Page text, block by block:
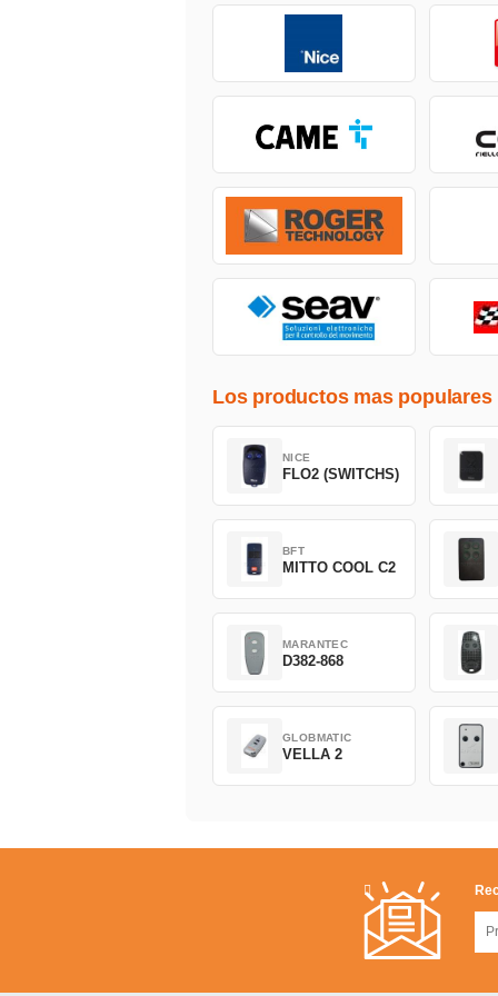
Los productos mas populares
NICE
FLO2 (SWITCHS)
BFT
MITTO COOL C2
MARANTEC
D382-868
GLOBMATIC
VELLA 2